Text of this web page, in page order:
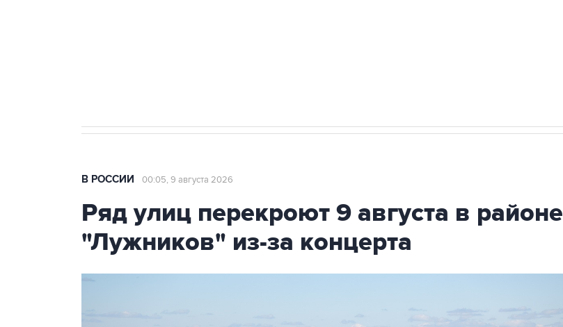
В РОССИИ 00:05, 9 августа 2026
Ряд улиц перекроют 9 августа в районе
"Лужников" из-за концерта